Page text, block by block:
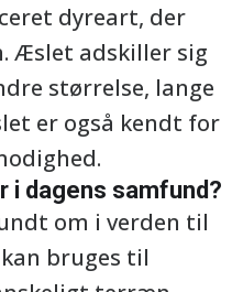
dyreart, der
Æslet adskiller sig
størrelse, lange
er også kendt for
i dagens samfund?
om i verden til
bruges til